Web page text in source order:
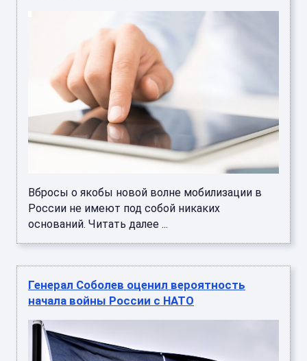
Вбросы о якобы новой волне мобилизации в
России не имеют под собой никаких
оснований. Читать далее ...
Генерал Соболев оценил вероятность
начала войны России с НАТО